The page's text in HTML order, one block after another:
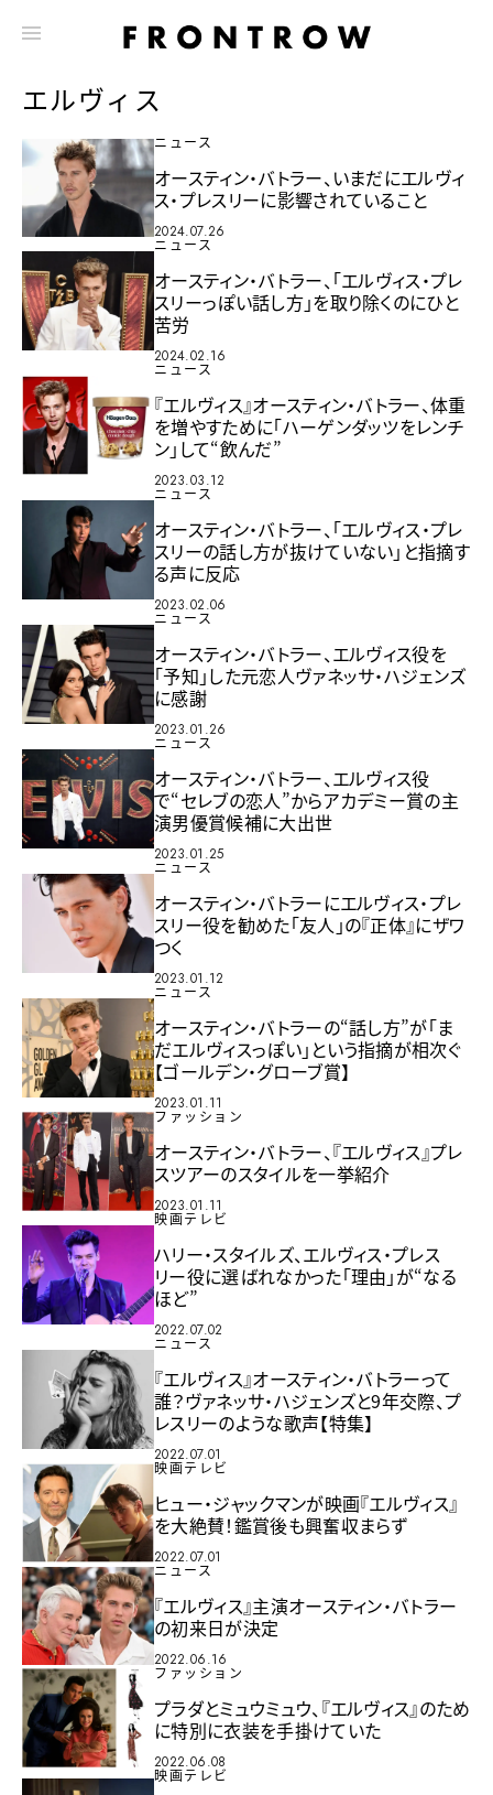
エルヴィス
ニュース
オースティン・バトラー、いまだにエルヴィ
ス・プレスリーに影響されていること
2024.07.26
ニュース
オースティン・バトラー、「エルヴィス・プレ
スリーっぽい話し方」を取り除くのにひと
苦労
2024.02.16
ニュース
『エルヴィス』オースティン・バトラー、体重
を増やすために「ハーゲンダッツをレンチ
ン」して“飲んだ”
2023.03.12
ニュース
オースティン・バトラー、「エルヴィス・プレ
スリーの話し方が抜けていない」と指摘す
る声に反応
2023.02.06
ニュース
オースティン・バトラー、エルヴィス役を
「予知」した元恋人ヴァネッサ・ハジェンズ
に感謝
2023.01.26
ニュース
オースティン・バトラー、エルヴィス役
で“セレブの恋人”からアカデミー賞の主
演男優賞候補に大出世
2023.01.25
ニュース
オースティン・バトラーにエルヴィス・プレ
スリー役を勧めた「友人」の『正体』にザワ
つく
2023.01.12
ニュース
オースティン・バトラーの“話し方”が「ま
だエルヴィスっぽい」という指摘が相次ぐ
【ゴールデン・グローブ賞】
2023.01.11
ファッション
オースティン・バトラー、『エルヴィス』プレ
スツアーのスタイルを一挙紹介
2023.01.11
映画テレビ
ハリー・スタイルズ、エルヴィス・プレス
リー役に選ばれなかった「理由」が“なる
ほど”
2022.07.02
ニュース
『エルヴィス』オースティン・バトラーって
誰？ヴァネッサ・ハジェンズと9年交際、プ
レスリーのような歌声【特集】
2022.07.01
映画テレビ
ヒュー・ジャックマンが映画『エルヴィス』
を大絶賛！鑑賞後も興奮収まらず
2022.07.01
ニュース
『エルヴィス』主演オースティン・バトラー
の初来日が決定
2022.06.16
ファッション
プラダとミュウミュウ、『エルヴィス』のため
に特別に衣装を手掛けていた
2022.06.08
映画テレビ